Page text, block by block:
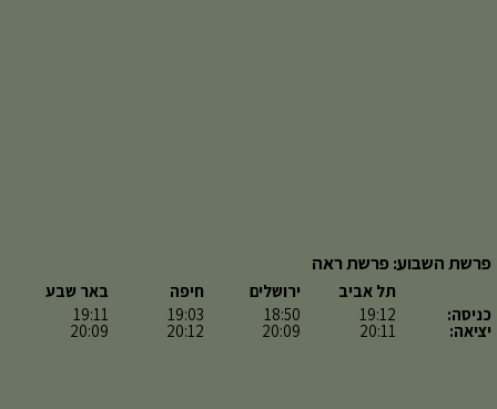
פרשת השבוע: פרשת ראה
כניסה:
יציאה:
תל אביב
19:12
20:11
ירושלים
18:50
20:09
חיפה
19:03
20:12
באר שבע
19:11
20:09